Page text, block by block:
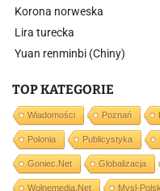
Korona norweska
Lira turecka
Yuan renminbi (Chiny)
TOP KATEGORIE
Wiadomości Poznań
Polonia Publicystyka
Goniec.net Globalizacja
Wolnemedia.net Mysl-